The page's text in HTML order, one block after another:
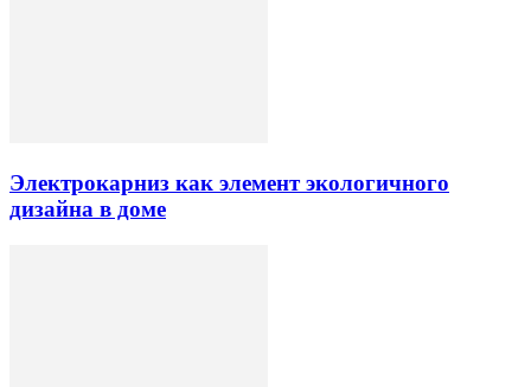
Электрокарниз как элемент экологичного
дизайна в доме